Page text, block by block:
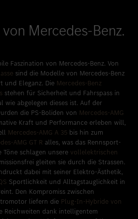
Mercedes-Benz.
Faszination von Mercedes-Benz. Von
sind die Modelle von Mercedes-Benz
Eleganz. Die Mercedes-Benz
stehen für Sicherheit und Fahrspass in
wie abgelegen dieses ist. Auf der
die PS-Boliden von Mercedes-AMG
Kraft und Performance erleben will,
Mercedes-AMG A 35 bis hin zum
AMG GT R alles, was das Rennsport-
Töne schlagen unsere vollelektrischen
gleiten sie durch die Strassen.
dabei mit seiner Elektro-Ästhetik,
Sportlichkeit und Alltagstauglichkeit in
Den Kompromiss zwischen
liefern die Plug-In-Hybride von
Reichweiten dank intelligentem